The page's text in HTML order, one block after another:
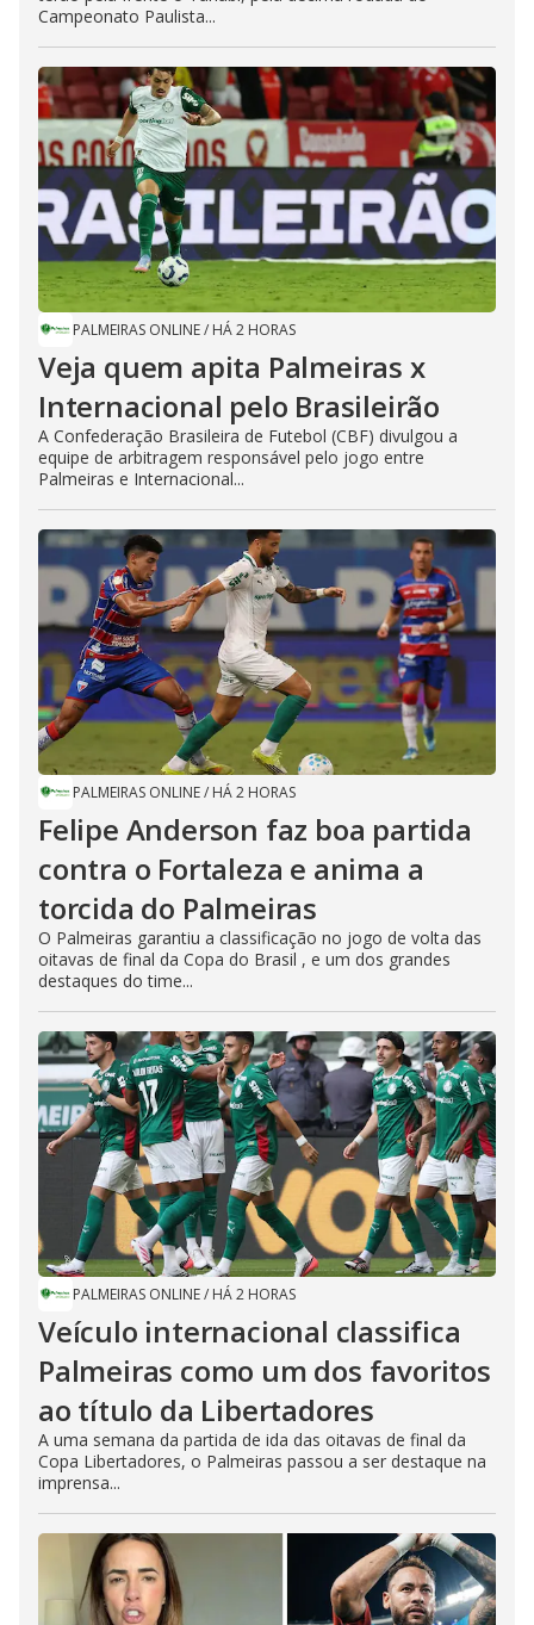
Campeonato Paulista...
PALMEIRAS ONLINE/ HÁ 2 HORAS
Veja quem apita Palmeiras x
Internacional pelo Brasileirão
A Confederação Brasileira de Futebol (CBF) divulgou a
equipe de arbitragem responsável pelo jogo entre
Palmeiras e Internacional...
PALMEIRAS ONLINE/ HÁ 2 HORAS
Felipe Anderson faz boa partida
contra o Fortaleza e anima a
torcida do Palmeiras
O Palmeiras garantiu a classificação no jogo de volta das
oitavas de final da Copa do Brasil , e um dos grandes
destaques do time...
PALMEIRAS ONLINE/ HÁ 2 HORAS
Veículo internacional classifica
Palmeiras como um dos favoritos
ao título da Libertadores
A uma semana da partida de ida das oitavas de final da
Copa Libertadores, o Palmeiras passou a ser destaque na
imprensa...